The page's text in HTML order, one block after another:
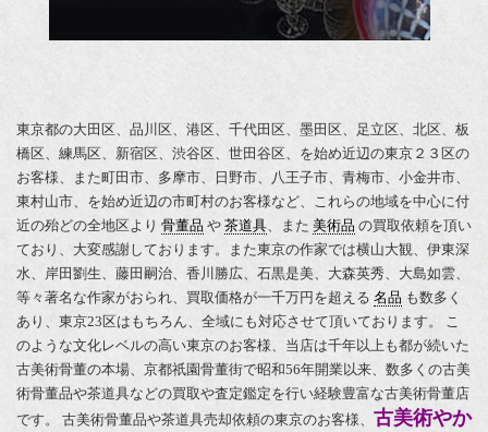
東京都の大田区 品川区 港区 千代田区 墨田区 足立区 北区
板
橋区
練馬区 新宿区 渋谷区 世田谷区 、を始め近辺の東京２３区の
お客様、また町田市、多摩市、日野市、八王子市、青梅市、小金井市、
東村山市、を始め近辺の市町村のお客様など、これらの地域を中心に付
近の殆どの全地区より 骨董品 や 茶道具 、また 美術品 の買取依頼を頂い
ており、大変感謝しております。また東京の作家では横山大観
伊東深
水
岸田劉生 藤田嗣治 香川勝広 、石黒是美、 大森英秀 大島如雲
等々 著名な作家がおられ、買取価格が一千万円を超える 名品 も数多く
あり、東京23区はもちろん、全域にも対応させて頂いております。 こ
のような文化レベルの高い東京のお客様、当店は千年以上も都が続いた
古美術骨董の本場、京都祇園骨董街で昭和56年開業以来、数多くの古美
術骨董品や茶道具などの買取や査定鑑定を行い経験豊富な古美術骨董店
です。
古美術骨董品や茶道具売却依頼の東京のお客様、 古美術やか